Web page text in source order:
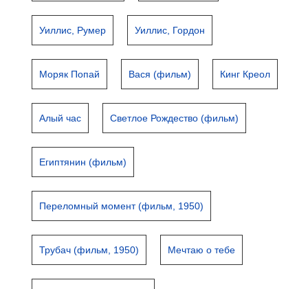
Уиллис, Румер Уиллис, Гордон
Моряк Попай Вася (фильм) Кинг Креол
Алый час Светлое Рождество (фильм)
Египтянин (фильм)
Переломный момент (фильм, 1950)
Трубач (фильм, 1950) Мечтаю о тебе